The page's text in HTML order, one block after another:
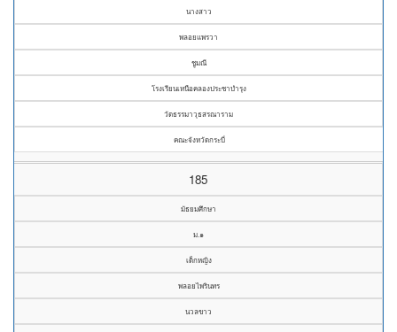
นางสาว
พลอยแพรวา
ชูมณี
โรงเรียนเหนือคลองประชาบำรุง
วัดธรรมาวุธสรณาราม
คณะจังหวัดกระบี่
185
มัธยมศึกษา
ม.๑
เด็กหญิง
พลอยไพรินทร
นวลขาว